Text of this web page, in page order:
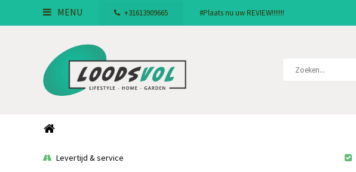
MENU +31613909665 #Plaats nu uw REVIEW!!!!!!!
Levertijd & service